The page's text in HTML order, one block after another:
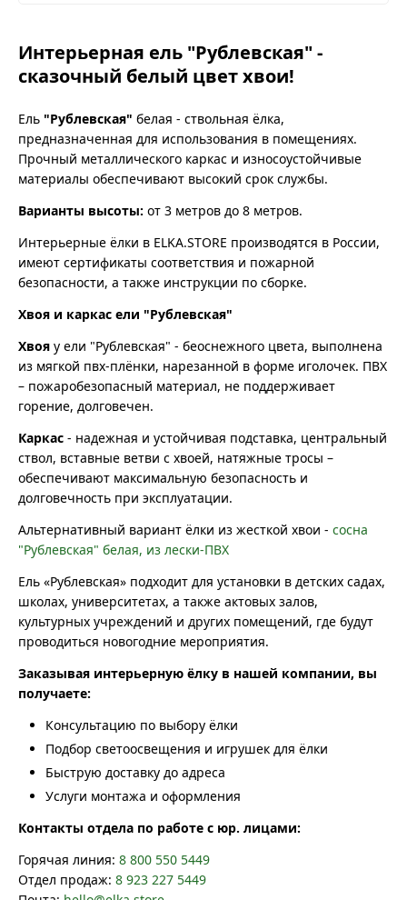
Интерьерная ель "Рублевская" -
сказочный белый цвет хвои!
Ель "Рублевская" белая - ствольная ёлка,
предназначенная для использования в помещениях.
Прочный металлического каркас и износоустойчивые
материалы обеспечивают высокий срок службы.
Варианты высоты: от 3 метров до 8 метров.
Интерьерные ёлки в ELKA.STORE производятся в России,
имеют сертификаты соответствия и пожарной
безопасности, а также инструкции по сборке.
Хвоя и каркас ели "Рублевская"
Хвоя у ели "Рублевская" - беоснежного цвета, выполнена
из мягкой пвх-плёнки, нарезанной в форме иголочек. ПВХ
– пожаробезопасный материал, не поддерживает
горение, долговечен.
Каркас - надежная и устойчивая подставка, центральный
ствол, вставные ветви с хвоей, натяжные тросы –
обеспечивают максимальную безопасность и
долговечность при эксплуатации.
Альтернативный вариант ёлки из жесткой хвои - сосна
"Рублевская" белая, из лески-ПВХ
Ель «Рублевская» подходит для установки в детских садах,
школах, университетах, а также актовых залов,
культурных учреждений и других помещений, где будут
проводиться новогодние мероприятия.
Заказывая интерьерную ёлку в нашей компании, вы
получаете:
Консультацию по выбору ёлки
Подбор светоосвещения и игрушек для ёлки
Быструю доставку до адреса
Услуги монтажа и оформления
Контакты отдела по работе с юр. лицами:
Горячая линия: 8 800 550 5449
Отдел продаж: 8 923 227 5449